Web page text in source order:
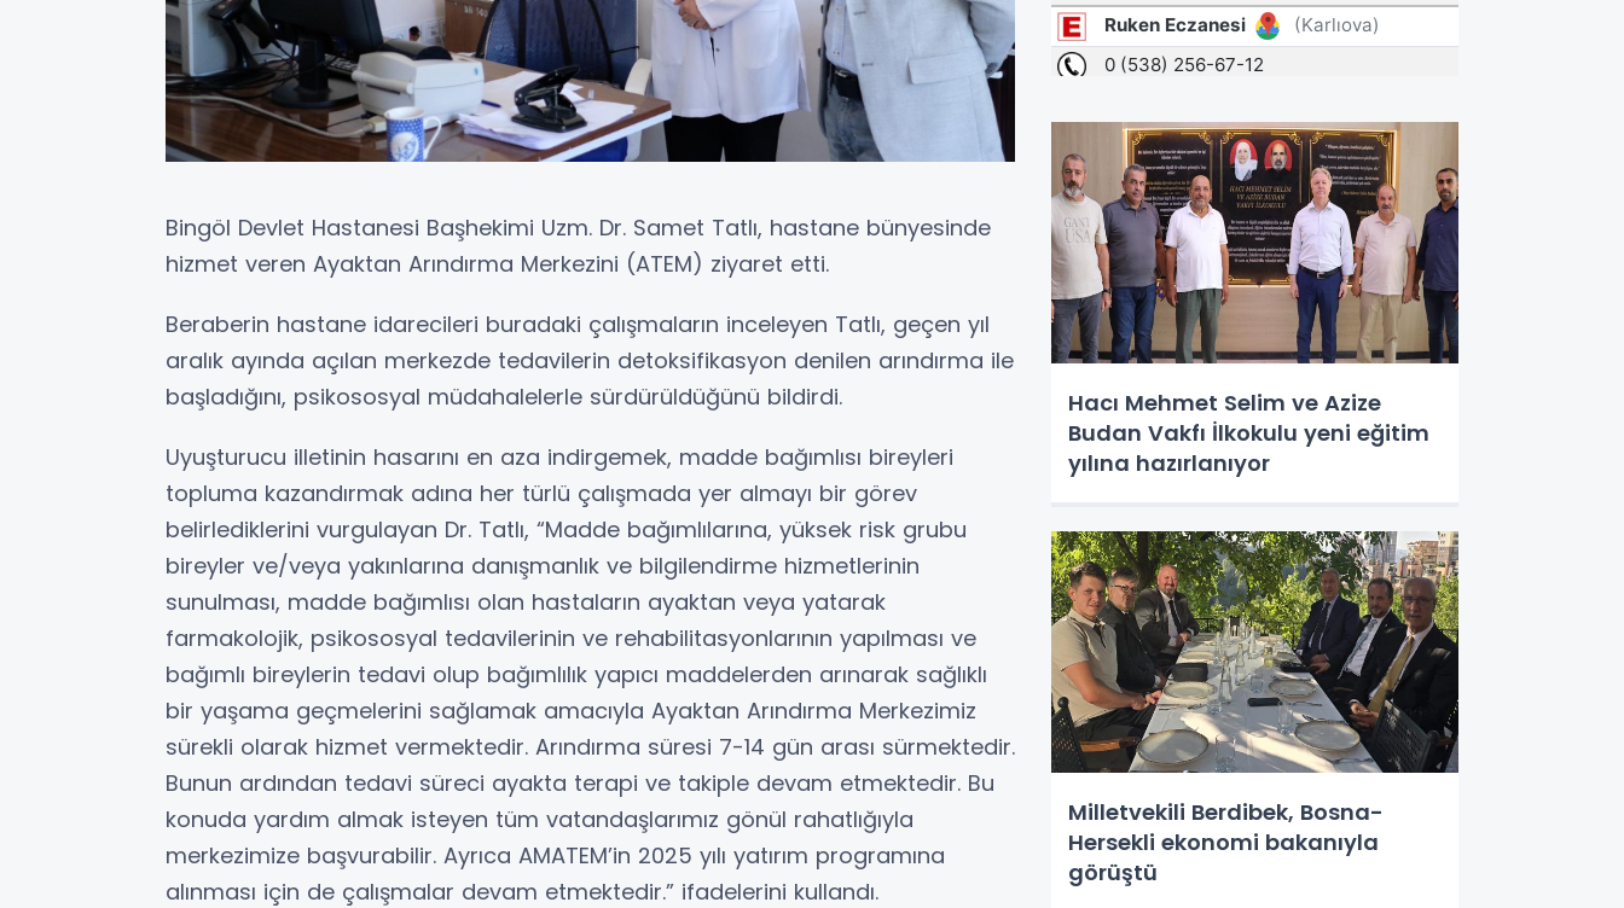
Bingöl Devlet Hastanesi Başhekimi Uzm. Dr. Samet Tatlı, hastane bünyesinde
hizmet veren Ayaktan Arındırma Merkezini (ATEM) ziyaret etti.
Beraberin hastane idarecileri buradaki çalışmaların inceleyen Tatlı, geçen yıl
aralık ayında açılan merkezde tedavilerin detoksifikasyon denilen arındırma ile
başladığını, psikososyal müdahalelerle sürdürüldüğünü bildirdi.
Uyuşturucu illetinin hasarını en aza indirgemek, madde bağımlısı bireyleri
topluma kazandırmak adına her türlü çalışmada yer almayı bir görev
belirlediklerini vurgulayan Dr. Tatlı, “Madde bağımlılarına, yüksek risk grubu
bireyler ve/veya yakınlarına danışmanlık ve bilgilendirme hizmetlerinin
sunulması, madde bağımlısı olan hastaların ayaktan veya yatarak
farmakolojik, psikososyal tedavilerinin ve rehabilitasyonlarının yapılması ve
bağımlı bireylerin tedavi olup bağımlılık yapıcı maddelerden arınarak sağlıklı
bir yaşama geçmelerini sağlamak amacıyla Ayaktan Arındırma Merkezimiz
sürekli olarak hizmet vermektedir. Arındırma süresi 7-14 gün arası sürmektedir.
Bunun ardından tedavi süreci ayakta terapi ve takiple devam etmektedir. Bu
konuda yardım almak isteyen tüm vatandaşlarımız gönül rahatlığıyla
merkezimize başvurabilir. Ayrıca AMATEM’in 2025 yılı yatırım programına
alınması için de çalışmalar devam etmektedir.” ifadelerini kullandı.
Hacı Mehmet Selim ve Azize
Budan Vakfı İlkokulu yeni eğitim
yılına hazırlanıyor
Milletvekili Berdibek, Bosna-
Hersekli ekonomi bakanıyla
görüştü